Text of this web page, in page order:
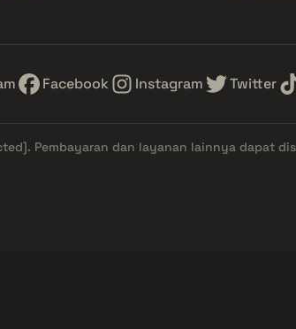
Facebook Instagram Twitter
. Pembayaran dan layanan lainnya dapat